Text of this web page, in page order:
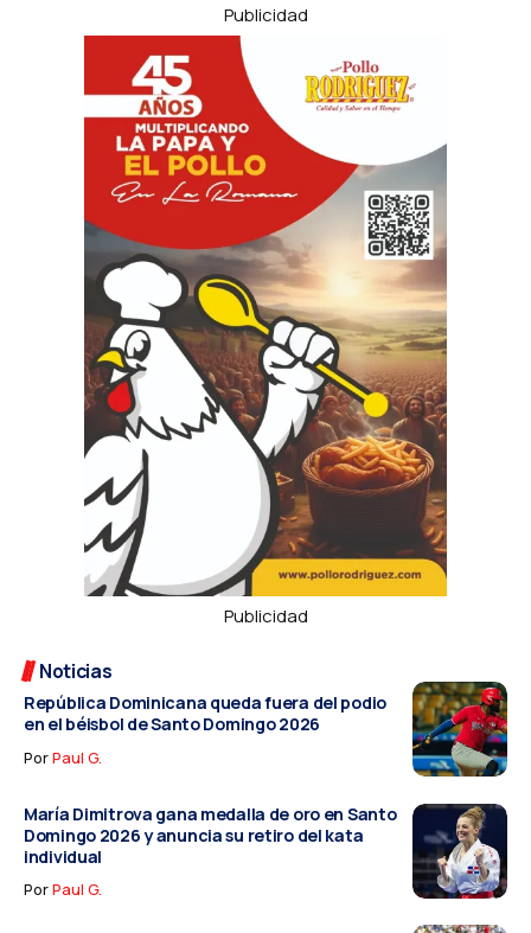
Publicidad
Publicidad
Noticias
República Dominicana queda fuera del podio
en el béisbol de Santo Domingo 2026
PorPaul G.
María Dimitrova gana medalla de oro en Santo
Domingo 2026 y anuncia su retiro del kata
individual
PorPaul G.